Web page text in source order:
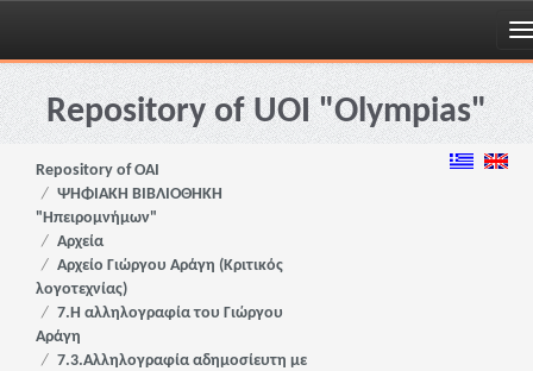
Skip
navigationRepository of UOI "Olympias"
Repository of OAI
ΨΗΦΙΑΚΗ ΒΙΒΛΙΟΘΗΚΗ
"Ηπειρομνήμων"
Αρχεία
Αρχείο Γιώργου Αράγη (Κριτικός
λογοτεχνίας)
7.Η αλληλογραφία του Γιώργου
Αράγη
7.3.Αλληλογραφία αδημοσίευτη με